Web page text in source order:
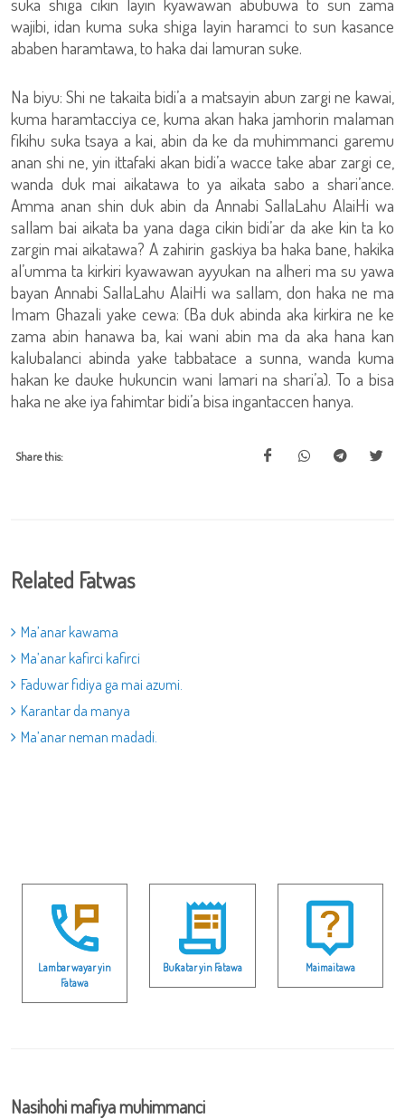
wajibi, idan kuma suka shiga layin haramci to sun kasance
ababen haramtawa, to haka dai lamuran suke.
Na biyu: Shi ne takaita bidi’a a matsayin abun zargi ne kawai,
kuma haramtacciya ce, kuma akan haka jamhorin malaman
fikihu suka tsaya a kai, abin da ke da muhimmanci garemu
anan shi ne, yin ittafaki akan bidi’a wacce take abar zargi ce,
wanda duk mai aikatawa to ya aikata sabo a shari’ance.
Amma anan shin duk abin da Annabi SallaLahu AlaiHi wa
sallam bai aikata ba yana daga cikin bidi’ar da ake kin ta ko
zargin mai aikatawa? A zahirin gaskiya ba haka bane, hakika
al’umma ta kirkiri kyawawan ayyukan na alheri ma su yawa
bayan Annabi SallaLahu AlaiHi wa sallam, don haka ne ma
Imam Ghazali yake cewa: (Ba duk abinda aka kirkira ne ke
zama abin hanawa ba, kai wani abin ma da aka hana kan
kalubalanci abinda yake tabbatace a sunna, wanda kuma
hakan ke dauke hukuncin wani lamari na shari’a). To a bisa
haka ne ake iya fahimtar bidi’a bisa ingantaccen hanya.
Share this:
Related Fatwas
Ma’anar kawama
Ma’anar kafirci kafirci
Faduwar fidiya ga mai azumi.
Karantar da manya
Ma’anar neman madadi.
Lambar wayar yin
Fatawa
Buƙatar yin Fatawa Maimaitawa
Nasihohi mafiya muhimmanci